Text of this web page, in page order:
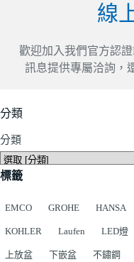
線
歡迎加入我們官方認
訊息提供專屬洽詢，
分類
分類
標籤
EMCO GROHE HANSA
KOHLER Laufen LED燈
上放盆 下嵌盆 不鏽鋼